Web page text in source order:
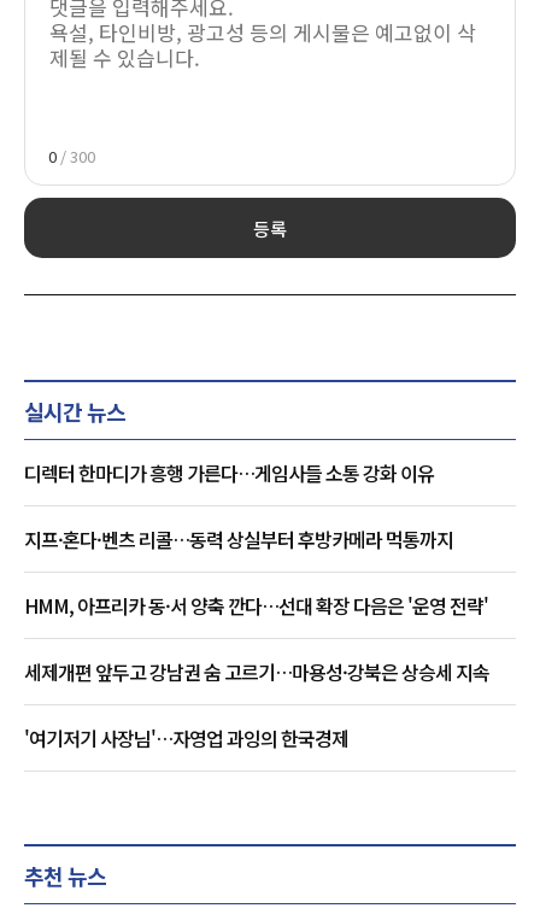
0 / 300
등록
실시간 뉴스
디렉터 한마디가 흥행 가른다…게임사들 소통 강화 이유
지프·혼다·벤츠 리콜…동력 상실부터 후방카메라 먹통까지
HMM, 아프리카 동·서 양축 깐다…선대 확장 다음은 '운영 전략'
세제개편 앞두고 강남권 숨 고르기…마용성·강북은 상승세 지속
'여기저기 사장님'…자영업 과잉의 한국경제
추천 뉴스